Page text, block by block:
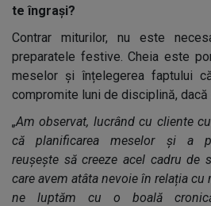
te îngrași?
Contrar miturilor, nu este
preparatele festive. Cheia este
meselor și înțelegerea faptului
compromite luni de disciplină,
„Am observat, lucrând cu cliente
că planificarea meselor și a
reușește să creeze acel cadru de
care avem atâta nevoie în relația cu
ne luptăm cu o boală